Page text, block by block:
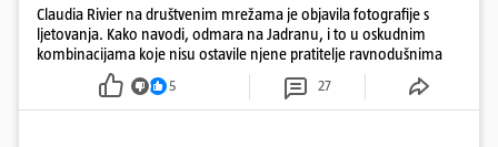
Claudia Rivier na društvenim mrežama je objavila fotografije s
ljetovanja. Kako navodi, odmara na Jadranu, i to u oskudnim
kombinacijama koje nisu ostavile njene pratitelje ravnodušnima
5 27